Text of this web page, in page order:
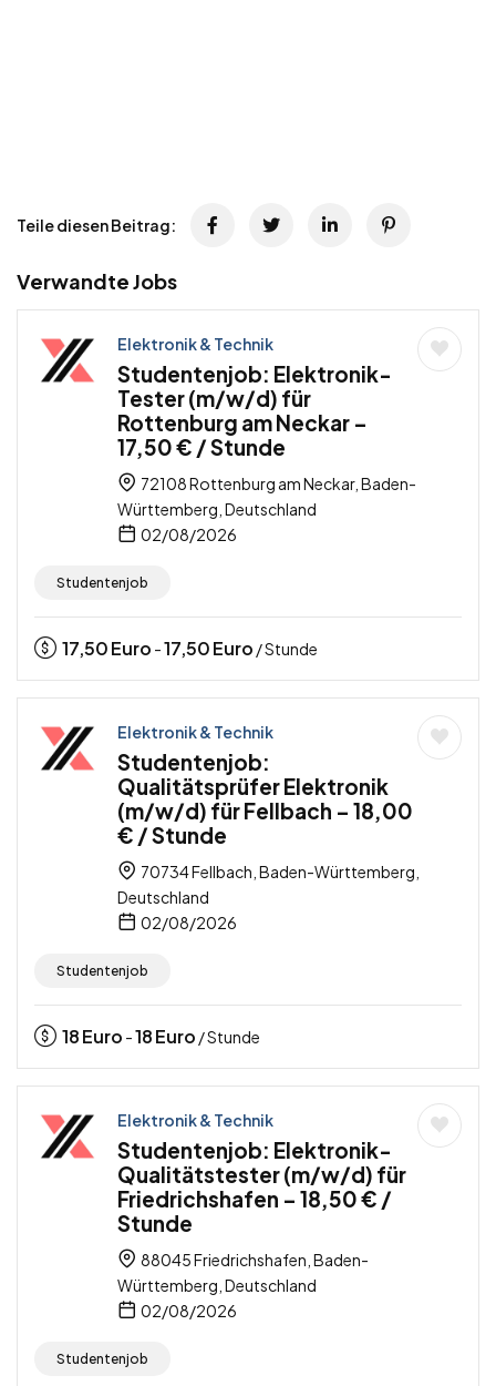
Teile diesen Beitrag:
Verwandte Jobs
Elektronik & Technik
Studentenjob: Elektronik-
Tester (m/w/d) für
Rottenburg am Neckar –
17,50 € / Stunde
72108 Rottenburg am Neckar, Baden-
Württemberg, Deutschland
02/08/2026
Studentenjob
17,50Euro -17,50Euro / Stunde
Elektronik & Technik
Studentenjob:
Qualitätsprüfer Elektronik
(m/w/d) für Fellbach – 18,00
€ / Stunde
70734 Fellbach, Baden-Württemberg,
Deutschland
02/08/2026
Studentenjob
18Euro -18Euro / Stunde
Elektronik & Technik
Studentenjob: Elektronik-
Qualitätstester (m/w/d) für
Friedrichshafen – 18,50 € /
Stunde
88045 Friedrichshafen, Baden-
Württemberg, Deutschland
02/08/2026
Studentenjob